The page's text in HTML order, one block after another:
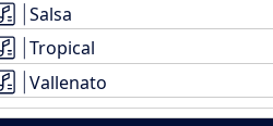
Salsa
Tropical
Vallenato